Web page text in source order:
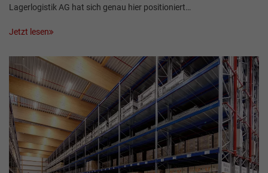
Lagerlogistik AG hat sich genau hier positioniert…
Jetzt lesen